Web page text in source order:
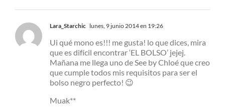
Lara_Starchic lunes, 9 junio 2014 en 19:26
Ui qué mono es!!! me gusta! lo que dices, mira
que es difícil encontrar ‘EL BOLSO’ jejej.
Mañana me llega uno de See by Chloé que creo
que cumple todos mis requisitos para ser el
bolso negro perfecto! 😉
Muak**